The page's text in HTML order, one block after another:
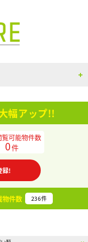
幅アップ!!
覧可能物件数
0件
録!
物件数 236件